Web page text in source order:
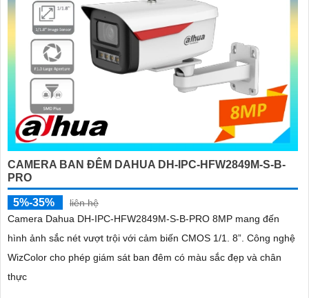
CAMERA BAN ĐÊM DAHUA DH-IPC-HFW2849M-S-B-
PRO
5%-35%
liên hệ
Camera Dahua DH-IPC-HFW2849M-S-B-PRO 8MP mang đến
hình ảnh sắc nét vượt trội với cảm biến CMOS 1/1. 8”. Công nghệ
WizColor cho phép giám sát ban đêm có màu sắc đẹp và chân
thực